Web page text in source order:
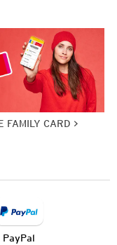
FAMILY CARD
PayPal